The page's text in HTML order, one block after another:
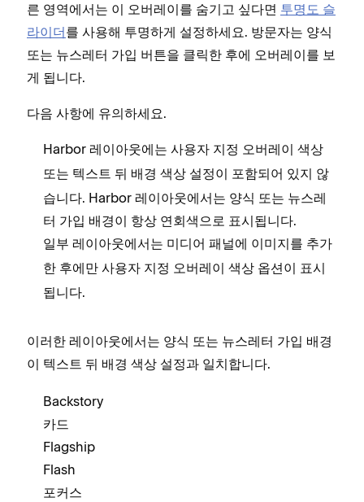
른 영역에서는 이 오버레이를 숨기고 싶다면 투명도 슬
라이더를 사용해 투명하게 설정하세요. 방문자는 양식
또는 뉴스레터 가입 버튼을 클릭한 후에 오버레이를 보
게 됩니다.
다음 사항에 유의하세요.
Harbor 레이아웃에는 사용자 지정 오버레이 색상
또는 텍스트 뒤 배경 색상 설정이 포함되어 있지 않
습니다. Harbor 레이아웃에서는 양식 또는 뉴스레
터 가입 배경이 항상 연회색으로 표시됩니다.
일부 레이아웃에서는 미디어 패널에 이미지를 추가
한 후에만 사용자 지정 오버레이 색상 옵션이 표시
됩니다.
이러한 레이아웃에서는 양식 또는 뉴스레터 가입 배경
이 텍스트 뒤 배경 색상 설정과 일치합니다.
Backstory
카드
Flagship
Flash
포커스